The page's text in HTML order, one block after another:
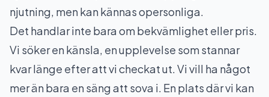
njutning, men kan kännas opersonliga.
Det handlar inte bara om bekvämlighet eller pris.
Vi söker en känsla, en upplevelse som stannar
kvar länge efter att vi checkat ut. Vi vill ha något
mer än bara en säng att sova i. En plats där vi kan